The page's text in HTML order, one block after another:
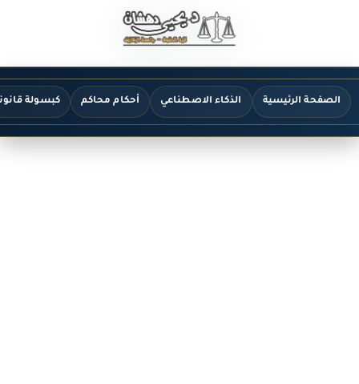
الصفحة الرئيسية الذكاء الاصطناعي أحكام محاكم كبسولة